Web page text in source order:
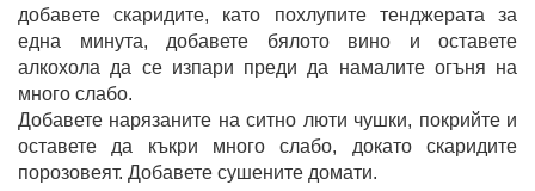
добавете скаридите, като похлупите тенджерата за
една минута, добавете бялото вино и оставете
алкохола да се изпари преди да намалите огъня на
много слабо.
Добавете нарязаните на ситно люти чушки, покрийте и
оставете да къкри много слабо, докато скаридите
порозовеят. Добавете сушените домати.